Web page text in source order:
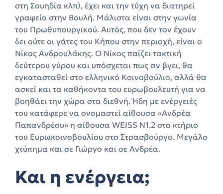
στη Σουηδία κλπ), έχει και την τύχη να διατηρεί
γραφείο στην Βουλή. Μάλιστα είναι στην γωνία
του Πρωθυπουργικού. Αυτός, που δεν τον έχουν
δει ούτε οι γάτες του Κήπου στην περιοχή, είναι ο
Νίκος Ανδρουλάκης. Ο Νίκος παίζει τακτική
δεύτερου γύρου και υπόσχεται πως αν βγει, θα
εγκατασταθεί στο ελληνικό Κοινοβούλιο, αλλά θα
ασκεί και τα καθήκοντα του ευρωβουλευτή για να
βοηθάει την χώρα στα διεθνή. Ήδη με ενέργειές
του κατάφερε να ονομαστεί αίθουσα «Ανδρέα
Παπανδρέου» η αίθουσα WEISS N1.2 στο κτήριο
του Ευρωκοινοβουλίου στο Στρασβούργο. Μεγάλο
χτύπημα και σε Γιώργο και σε Ανδρέα.
Και η ενέργεια;